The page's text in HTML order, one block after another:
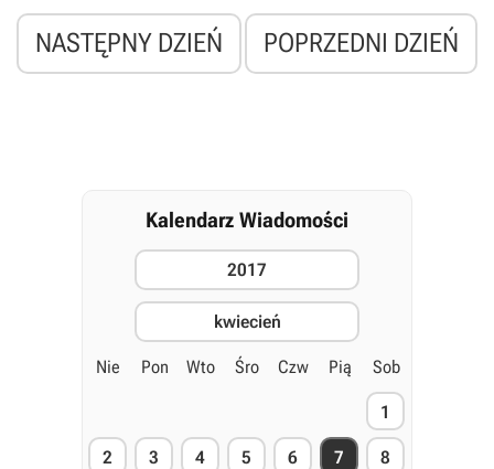
trylogii mordobić wraz z dodatkami.
NASTĘPNY DZIEŃ POPRZEDNI DZIEŃ
Kalendarz Wiadomości
2017
kwiecień
Nie Pon Wto Śro Czw Pią Sob
1
2 3 4 5 6 7 8